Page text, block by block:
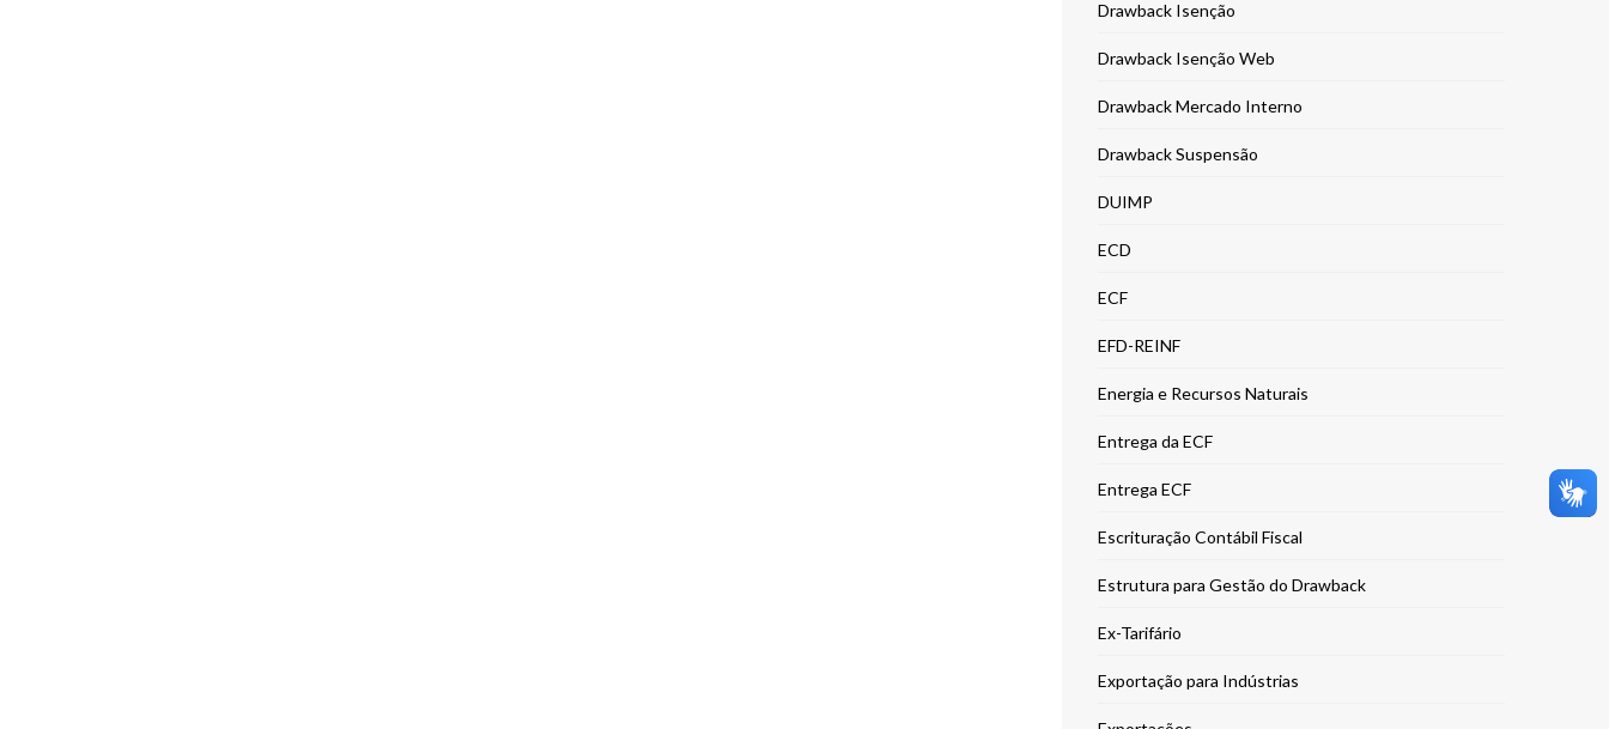
Drawback Isenção
Drawback Isenção Web
Drawback Mercado Interno
Drawback Suspensão
DUIMP
ECD
ECF
EFD-REINF
Energia e Recursos Naturais
Entrega da ECF
Entrega ECF
Escrituração Contábil Fiscal
Estrutura para Gestão do Drawback
Ex-Tarifário
Exportação para Indústrias